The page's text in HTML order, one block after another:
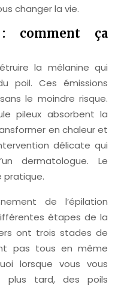
changer la vie.
comment ça
la mélanine qui
poil. Ces émissions
le moindre risque.
pileux absorbent la
en chaleur et
délicate qui
dermatologue. Le
de l’épilation
étapes de la
ont trois stades de
pas tous en même
lorsque vous vous
plus tard, des poils